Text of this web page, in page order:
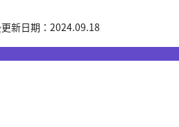
新日期：2024.09.18